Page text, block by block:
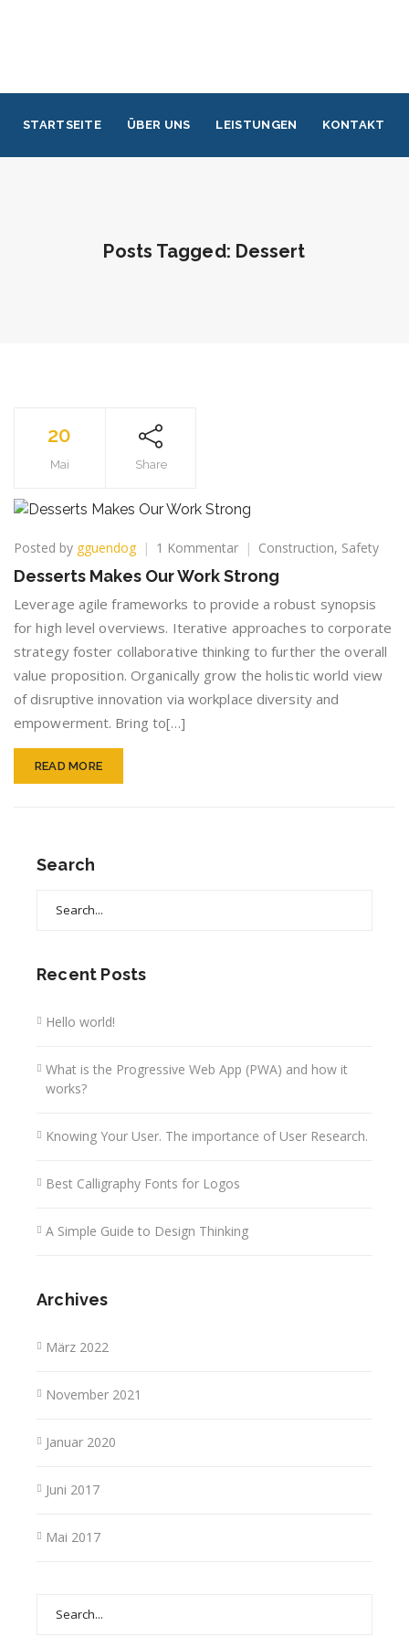
STARTSEITE ÜBER UNS LEISTUNGEN KONTAKT
Posts Tagged: Dessert
20
Mai Share
Posted by gguendog 1 Kommentarzu
Makes
Our
Strong
Construction, Safety
Desserts Makes Our Work Strong
Leverage agile frameworks to provide a robust synopsis
for high level overviews. Iterative approaches to corporate
strategy foster collaborative thinking to further the overall
value proposition. Organically grow the holistic world view
of disruptive innovation via workplace diversity and
empowerment. Bring to[…]
READ MORE
Search
Recent Posts
Hello world!
What is the Progressive Web App (PWA) and how it
works?
Knowing Your User. The importance of User Research.
Best Calligraphy Fonts for Logos
A Simple Guide to Design Thinking
Archives
März 2022
November 2021
Januar 2020
Juni 2017
Mai 2017